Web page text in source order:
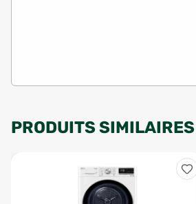
PRODUITS SIMILAIRES